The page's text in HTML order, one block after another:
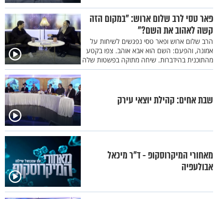
פאר טסי לרב שלום ארוש: "במקום הזה
קשה לאהוב את השם?"
הרב שלום ארוש ופאר טסי נפגשים לשיחות על
אמונה, והפעם: השם הוא אבא אוהב. צפו בקטע
מהתוכנית בהידברות. שיחה מתוקה בפשטות שלה
שבת אחים: קהילת יוצאי עירק
מאחורי המיקרוסקופ - ד"ר מיכאל
אבולעפיה